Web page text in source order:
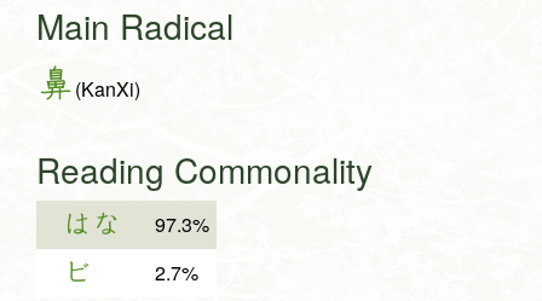
Main Radical
鼻(KanXi)
Reading Commonality
はな 97.3%
ビ 2.7%